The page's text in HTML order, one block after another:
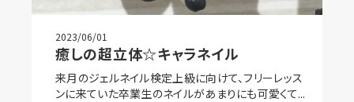
2023/06/01
癒しの超立体☆キャラネイル
来月のジェルネイル検定上級に向けて、フリーレッス
ンに来ていた卒業生のネイルがあまりにも可愛くて...